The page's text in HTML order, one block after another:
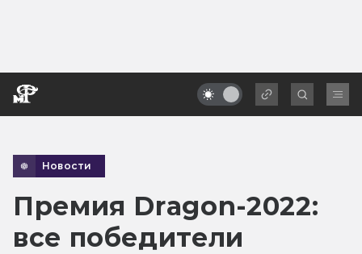
Новости
Премия Dragon-2022:
все победители